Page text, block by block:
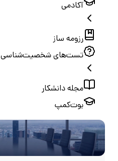
آکادمی
رزومه ساز
تست‌های شخصیت‌شناسی
مجله دانشکار
بوت‌کمپ